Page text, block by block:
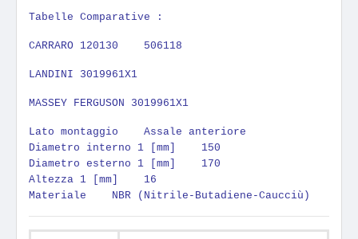
Tabelle Comparative :
CARRARO 120130 506118
LANDINI 3019961X1
MASSEY FERGUSON 3019961X1
Lato montaggio Assale anteriore
Diametro interno 1 [mm] 150
Diametro esterno 1 [mm] 170
Altezza 1 [mm] 16
Materiale NBR (Nitrile-Butadiene-Caucciù)